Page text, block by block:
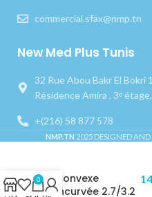
commercial.sfax@nmp.tn
New Med Plus Tunis
32 Rue Abou Bakr El Bokri
Résidence Amira , 3ᵉ
+(216) 58 877 578
NMP.TN 2025 DESIGNED
Convexe
Incurvée 2.7/3.2
0